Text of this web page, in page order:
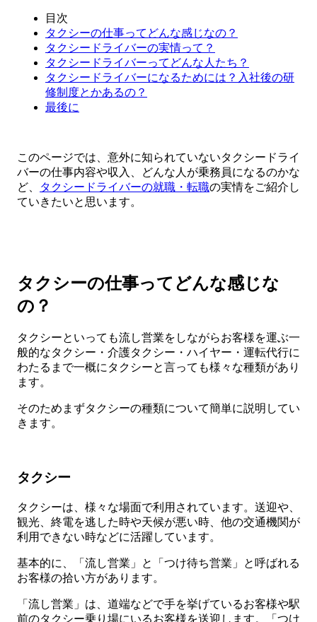
目次
タクシーの仕事ってどんな感じなの？
タクシードライバーの実情って？
タクシードライバーってどんな人たち？
タクシードライバーになるためには？入社後の研
修制度とかあるの？
最後に
このページでは、意外に知られていないタクシードライ
バーの仕事内容や収入、どんな人が乗務員になるのかな
ど、
タクシードライバーの就職・転職の実情をご紹介し
ていきたいと思います。
タクシーの仕事ってどんな感じな
の？
タクシーといっても流し営業をしながらお客様を運ぶ一
般的なタクシー・介護タクシー・ハイヤー・運転代行に
わたるまで一概にタクシーと言っても様々な種類があり
ます。
そのためまずタクシーの種類について簡単に説明してい
きます。
タクシー
タクシーは、様々な場面で利用されています。送迎や、
観光、終電を逃した時や天候が悪い時、他の交通機関が
利用できない時などに活躍しています。
基本的に、「流し営業」と「つけ待ち営業」と呼ばれる
お客様の拾い方があります。
「流し営業」は、道端などで手を挙げているお客様や駅
前のタクシー乗り場にいるお客様を送迎します。「つけ